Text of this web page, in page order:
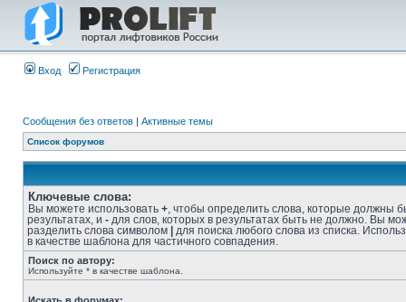
Вход Регистрация
Сообщения без ответов | Активные темы
Список форумов
Ключевые слова:
Вы можете использовать + , чтобы определить слова, которые должны
результатах, и - для слов, которых в результатах быть не должно. Вы
разделить слова символом
для поиска любого слова из списка.
в качестве шаблона для частичного совпадения.
Поиск по автору:
Используйте * в качестве шаблона.